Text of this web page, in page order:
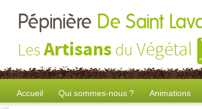
Pépinière De Saint
LesArtisans du Végétal
Accueil Qui sommes-nous ? Animations